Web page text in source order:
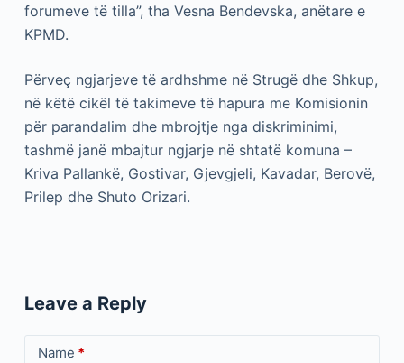
forumeve të tilla”, tha Vesna Bendevska, anëtare e
KPMD.
Përveç ngjarjeve të ardhshme në Strugë dhe Shkup,
në këtë cikël të takimeve të hapura me Komisionin
për parandalim dhe mbrojtje nga diskriminimi,
tashmë janë mbajtur ngjarje në shtatë komuna –
Kriva Pallankë, Gostivar, Gjevgjeli, Kavadar, Berovë,
Prilep dhe Shuto Orizari.
Leave a Reply
Name *